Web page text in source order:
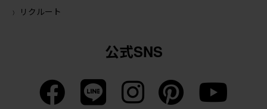
リクルート
公式SNS